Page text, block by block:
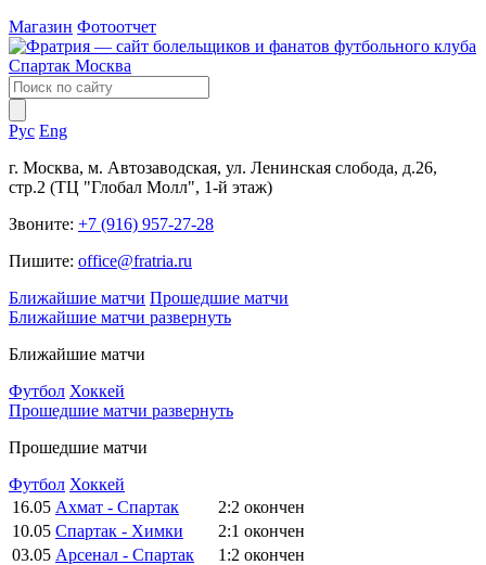
Магазин Фотоотчет
Рус Eng
г. Москва, м. Автозаводская, ул. Ленинская слобода, д.26,
стр.2 (ТЦ "Глобал Молл", 1-й этаж)
Звоните: +7 (916) 957-27-28
Пишите: office@fratria.ru
Ближайшие матчи Прошедшие матчи
Ближайшие матчи развернуть
Ближайшие матчи
Футбол Хоккей
Прошедшие матчи развернуть
Прошедшие матчи
Футбол Хоккей
16.05 Ахмат - Спартак 2:2 окончен
10.05 Спартак - Химки 2:1 окончен
03.05 Арсенал - Спартак 1:2 окончен